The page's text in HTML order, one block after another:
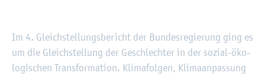
Im 4. Gleich­stel­lungs­be­richt der Bun­des­re­gie­rung ging es
um die Gleich­stel­lung der Ge­schlech­ter in der so­zi­al-öko­
lo­gi­schen Trans­for­ma­ti­on. Kli­ma­fol­gen, Kli­ma­an­pas­sung